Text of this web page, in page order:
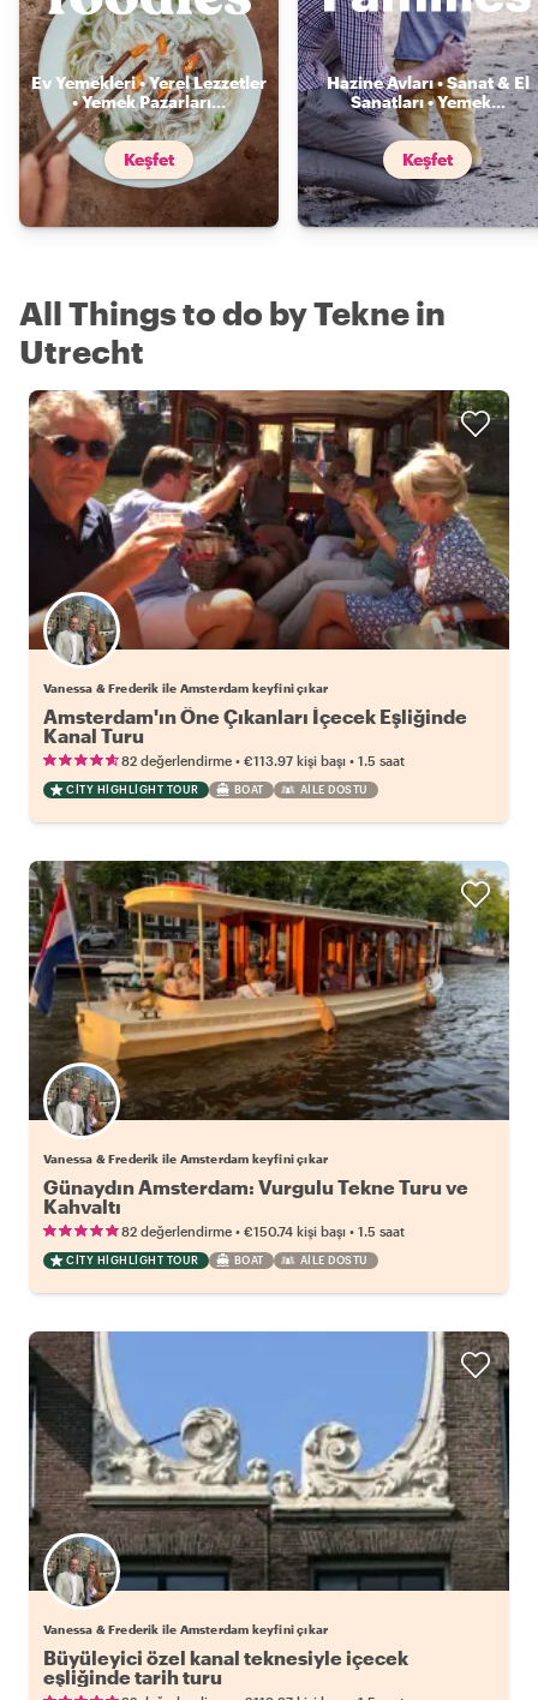
Ev Yemekleri • Yerel Lezzetler
• Yemek Pazarları...
Keşfet
Hazine Avları • Sanat & El
Sanatları • Yemek...
Keşfet
All Things to do by Tekne in
Utrecht
Vanessa & Frederik ile Amsterdam keyfini çıkar
Amsterdam'ın Öne Çıkanları İçecek Eşliğinde
Kanal Turu
82 değerlendirme • €113.97 kişi başı • 1.5 saat
CITY HIGHLIGHT TOUR BOAT AILE DOSTU
Vanessa & Frederik ile Amsterdam keyfini çıkar
Günaydın Amsterdam: Vurgulu Tekne Turu ve
Kahvaltı
82 değerlendirme • €150.74 kişi başı • 1.5 saat
CITY HIGHLIGHT TOUR BOAT AILE DOSTU
Vanessa & Frederik ile Amsterdam keyfini çıkar
Büyüleyici özel kanal teknesiyle içecek
eşliğinde tarih turu